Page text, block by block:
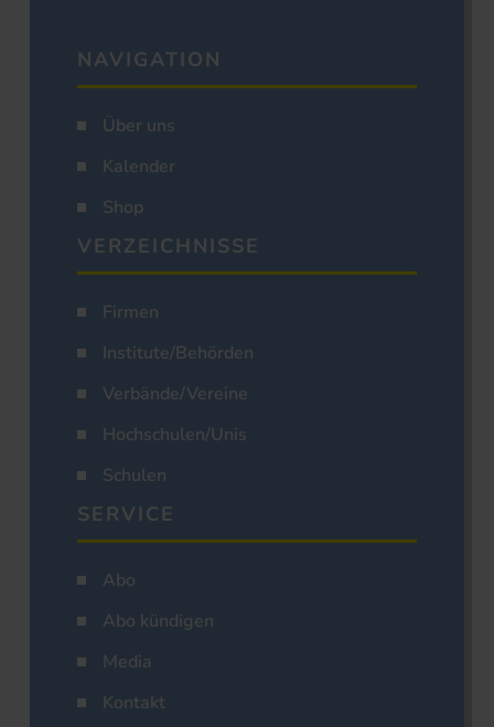
NAVIGATION
Über uns
Kalender
Shop
VERZEICHNISSE
Firmen
Institute/Behörden
Verbände/Vereine
Hochschulen/Unis
Schulen
SERVICE
Abo
Abo kündigen
Media
Kontakt